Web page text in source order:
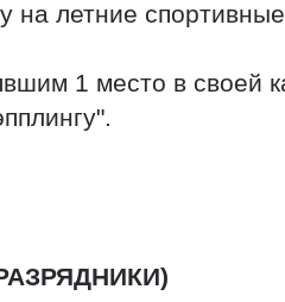
на летние
1 место в своей